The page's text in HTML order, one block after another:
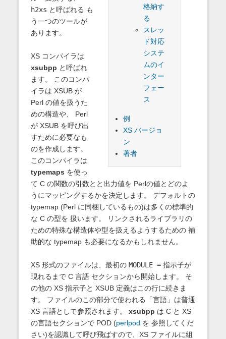
格納す
る
スレッ
ド対応
システ
ムのイ
ンター
フェー
ス
例
XS バージョ
ン
著者
h2xs と呼ばれる も
う一つのツールが
あります。
XS コンパイラは
xsubpp と呼ばれ
ます。 このコンパ
イラは XSUB が
Perl の値を扱うた
めの構造や、 Perl
が XSUB を呼び出
すために必要なも
のを作成します。
このコンパイラは
typemaps を使っ
て C の関数の引数とと出力値を Perlの値とどのよ
うにマッピングするかを決定します。 デフォルトの
typemap (Perl に同梱しているもの)は多くの標準的
な C の型を 扱います。 リンクされるライブラリの
ための特殊な構造体や型を扱えるようするための 補
助的な typemap も必要になるかもしれません。
XS 形式のファイルは、最初の MODULE =指示子が
現れるまで C 言語 セクションから開始します。 そ
の他の XS 指示子と XSUB 定義はこの行に続きま
す。 ファイルのこの部分で使われる「言語」は普通
XS 言語として参照されます。 xsubpp は C と XS
の言語セクションで POD (perlpod を 参照してくだ
さい)を認識して呼び飛ばすので、XS ファイルに組